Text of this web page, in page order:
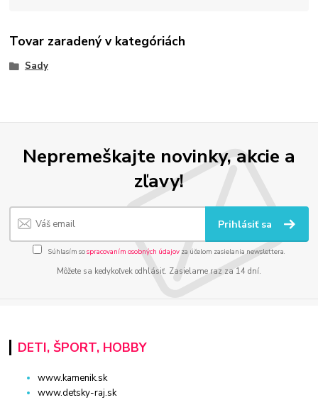
Tovar zaradený v kategóriách
Sady
Nepremeškajte novinky, akcie a
zľavy!
Prihlásiť sa
Súhlasím sospracovaním osobných údajov za účelom zasielania newslettera.
Môžete sa kedykoľvek odhlásiť. Zasielame raz za 14 dní.
DETI, ŠPORT, HOBBY
www.kamenik.sk
www.detsky-raj.sk